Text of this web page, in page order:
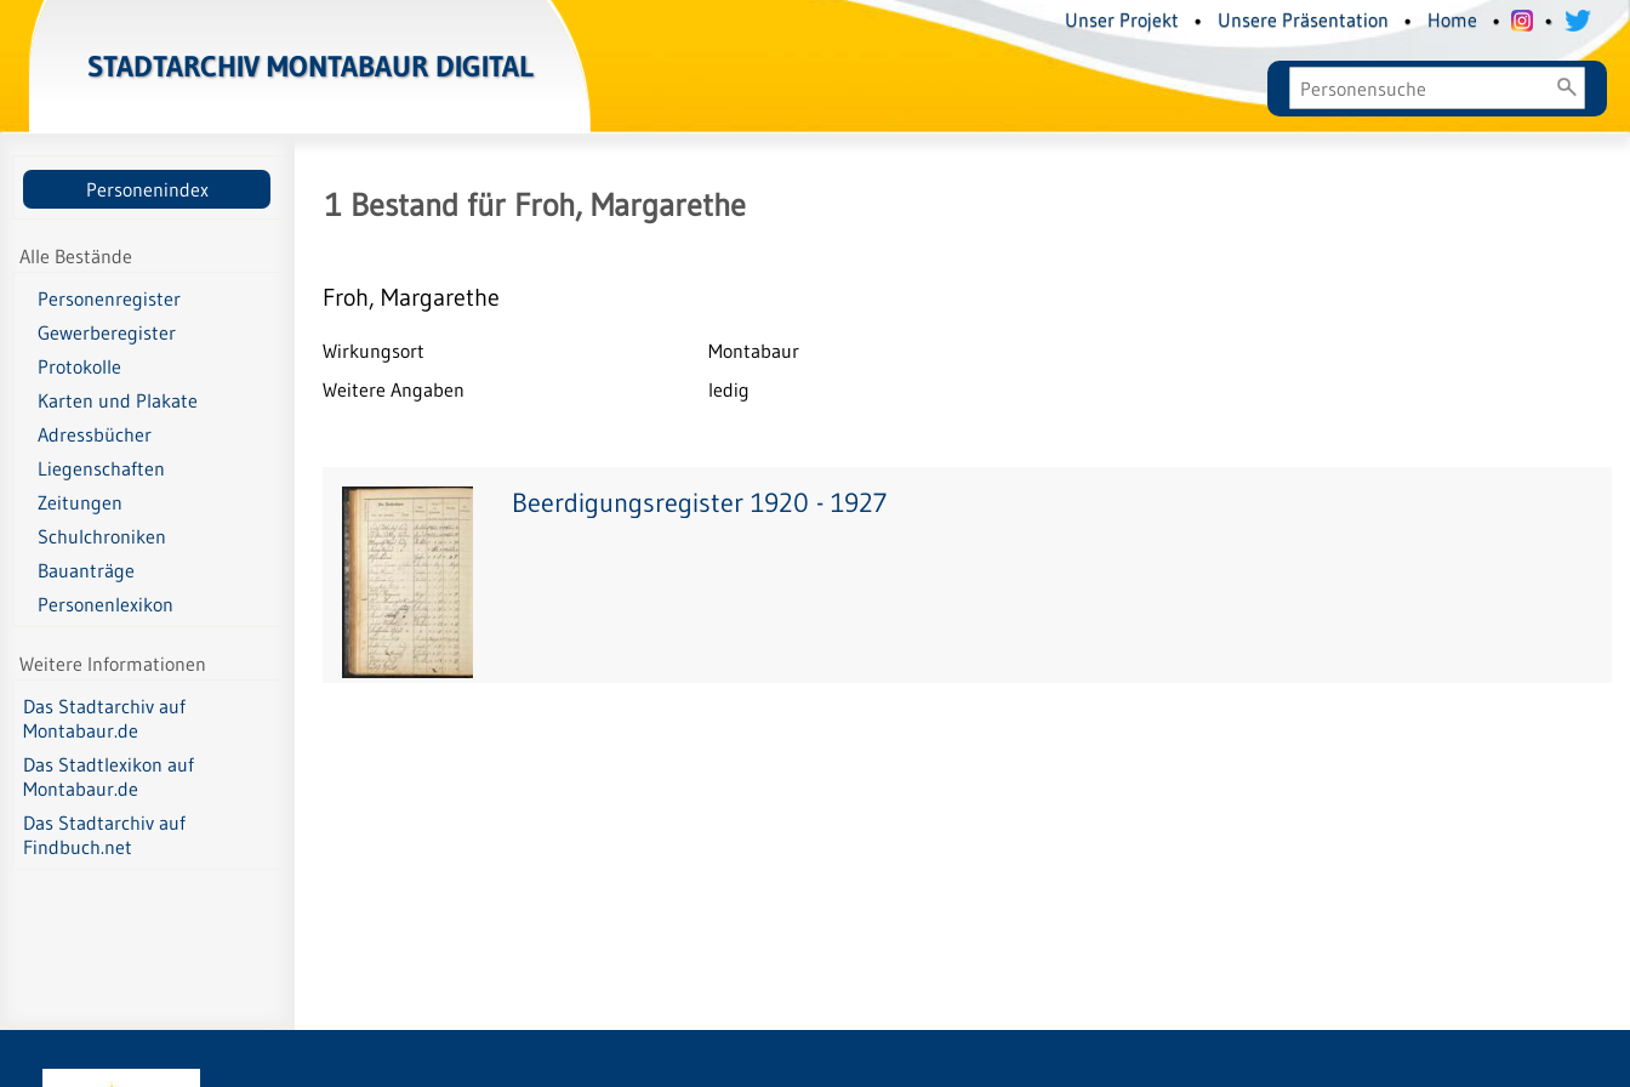
STADTARCHIV MONTABAUR DIGITAL
Unser Projekt • Unsere Präsentation • Home • •
Personenindex
Alle Bestände
Personenregister
Gewerberegister
Protokolle
Karten und Plakate
Adressbücher
Liegenschaften
Zeitungen
Schulchroniken
Bauanträge
Personenlexikon
Weitere Informationen
Das Stadtarchiv auf
Montabaur.de
Das Stadtlexikon auf
Montabaur.de
Das Stadtarchiv auf
Findbuch.net
1 Bestand für Froh, Margarethe
Froh, Margarethe
Wirkungsort
Montabaur
Weitere Angaben
ledig
Beerdigungsregister 1920 - 1927